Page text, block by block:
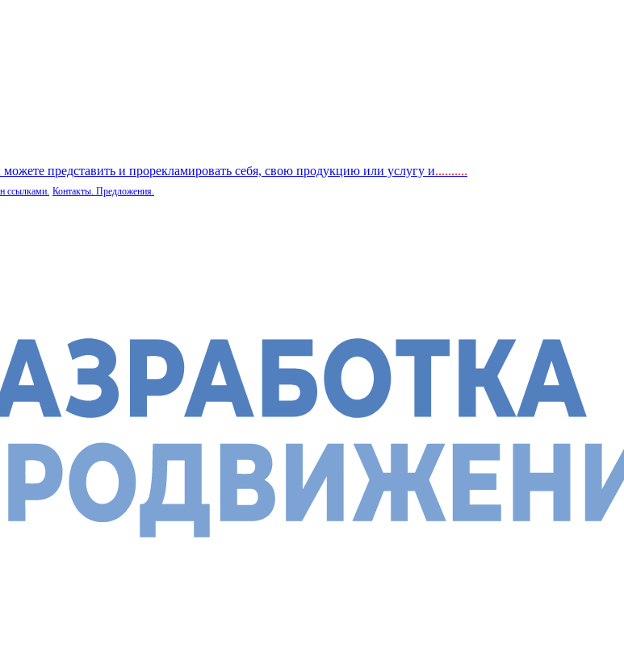
представить и прорекламировать себя, свою продукцию или услугу и..........
ссылками. Контакты. Предложения.